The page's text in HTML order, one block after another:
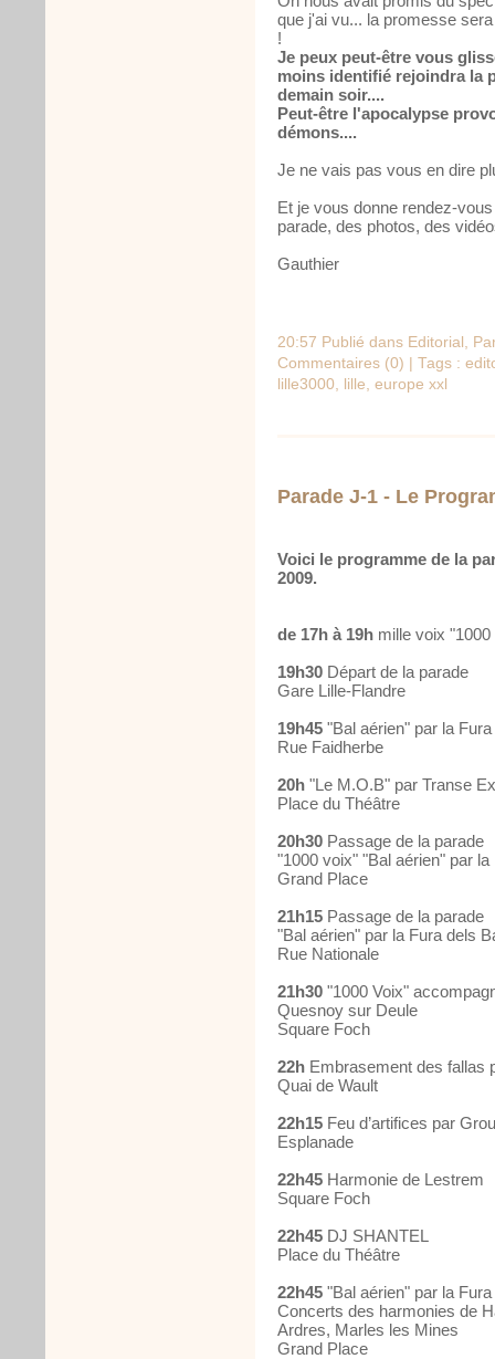
que j'ai vu... la promesse
!
Je peux peut-être vous
moins identifié rejoindra la
demain soir....
Peut-être l'apocalypse
démons....
Je ne vais pas vous en dire
Et je vous donne rendez-
parade, des photos, des
Gauthier
20:57 Publié dans Editorial
Commentaires (0) | Tags :
lille3000
lille europe xxl
Parade J-1 - Le
Voici le programme de la
2009.
de 17h à 19h mille voix
19h30 Départ de la parade
Gare Lille-Flandre
19h45 "Bal aérien" par la
Rue Faidherbe
20h "Le M.O.B" par Transe
Place du Théâtre
20h30 Passage de la parade
"1000 voix" "Bal aérien" par
Grand Place
21h15 Passage de la parade
"Bal aérien" par la Fura dels
Rue Nationale
21h30 "1000 Voix"
Quesnoy sur Deule
Square Foch
22h Embrasement des fallas
Quai de Wault
22h15 Feu d’artifices par
Esplanade
22h45 Harmonie de Lestrem
Square Foch
22h45 DJ SHANTEL
Place du Théâtre
22h45 "Bal aérien" par la
Concerts des harmonies de
Ardres, Marles les Mines
Grand Place